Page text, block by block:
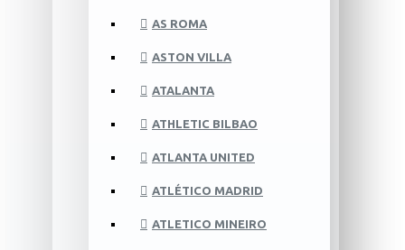
AS ROMA
ASTON VILLA
ATALANTA
ATHLETIC BILBAO
ATLANTA UNITED
ATLÉTICO MADRID
ATLETICO MINEIRO